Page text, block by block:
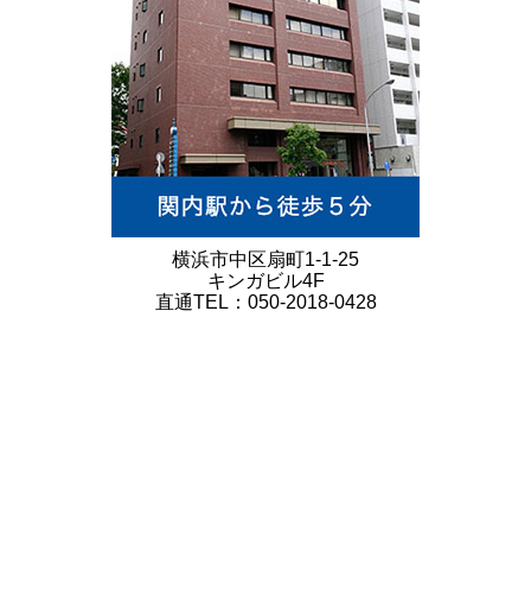
横浜市中区扇町1-1-25
キンガビル4F
直通TEL：050-2018-0428